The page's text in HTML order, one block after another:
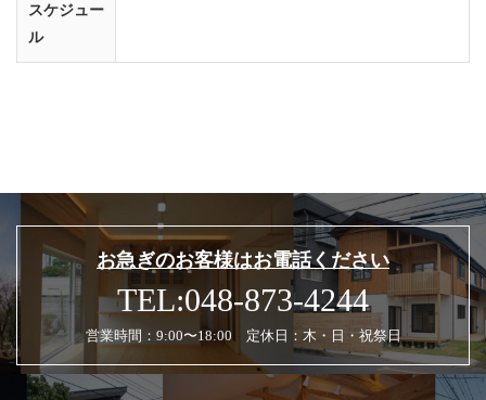
スケジュー
ル
お急ぎのお客様はお電話ください
TEL:048-873-4244
営業時間：9:00〜18:00 定休日：木・日・祝祭日